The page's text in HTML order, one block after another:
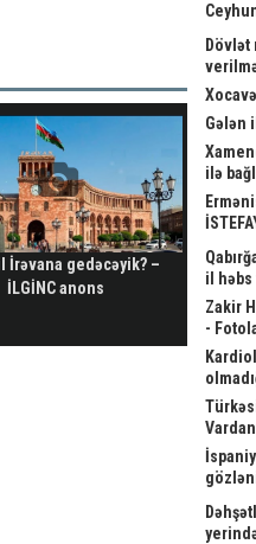
İrəvana gedəcəyik? –
İLGİNC anons
Gələn
ilə
il
Zakir
-